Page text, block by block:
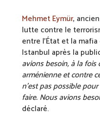
Mehmet Eymür,
lutte contre le
entre l’État et la
Istanbul après la
avions besoin, à la fois
arménienne et contre
n’est pas possible
faire. Nous avions
déclaré.